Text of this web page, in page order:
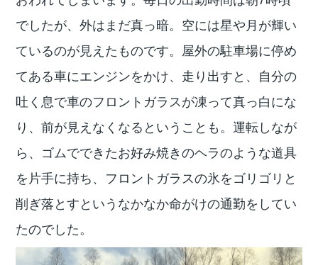
でしたが、外はまだ真っ暗。空には星や月が輝い
ているのが見えたものです。屋外の駐車場に停め
てある車にエンジンをかけ、走り出すと、自分の
吐く息で車のフロントガラスが凍って真っ白にな
り、前が見えなくなるということも。運転しなが
ら、ゴムでできたお好み焼きのヘラのような道具
を片手に持ち、フロントガラスの氷をゴリゴリと
削ぎ落とすというなかなか命がけの通勤をしてい
たのでした。